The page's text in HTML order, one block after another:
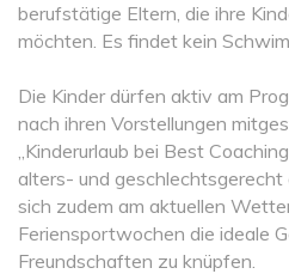
berufstätige Eltern, die ihre
möchten. Es findet kein
Die Kinder dürfen aktiv am
nach ihren Vorstellungen
„Kinderurlaub bei Best
alters- und
sich zudem am aktuellen
Feriensportwochen die ideale
Freundschaften zu knüpfen.